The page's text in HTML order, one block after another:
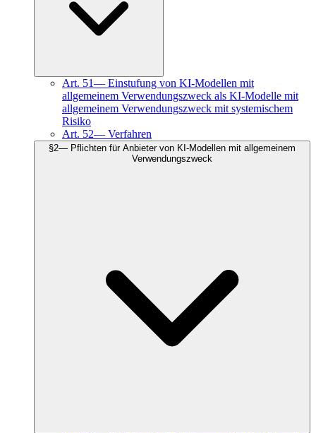
Art. 51— Einstufung von KI-Modellen mit
allgemeinem Verwendungszweck als KI-Modelle mit
allgemeinem Verwendungszweck mit systemischem
Risiko
Art. 52— Verfahren
§2— Pflichten für Anbieter von KI-Modellen mit allgemeinem
Verwendungszweck